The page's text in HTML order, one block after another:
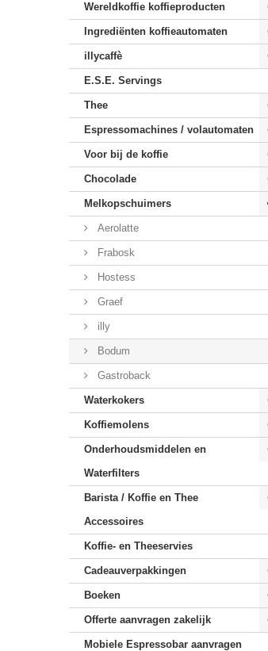
Wereldkoffie koffieproducten
Ingrediënten koffieautomaten
illycaffè
E.S.E. Servings
Thee
Espressomachines / volautomaten
Voor bij de koffie
Chocolade
Melkopschuimers
Aerolatte
Frabosk
Hostess
Graef
illy
Bodum
Gastroback
Waterkokers
Koffiemolens
Onderhoudsmiddelen en
Waterfilters
Barista / Koffie en Thee
Accessoires
Koffie- en Theeservies
Cadeauverpakkingen
Boeken
Offerte aanvragen zakelijk
Mobiele Espressobar aanvragen